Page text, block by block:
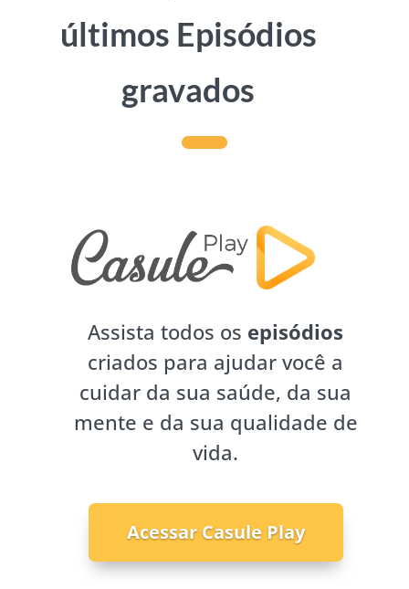
últimos Episódios
gravados
Assista todos os episódios
criados para ajudar você a
cuidar da sua saúde, da sua
mente e da sua qualidade de
vida.
Acessar Casule Play